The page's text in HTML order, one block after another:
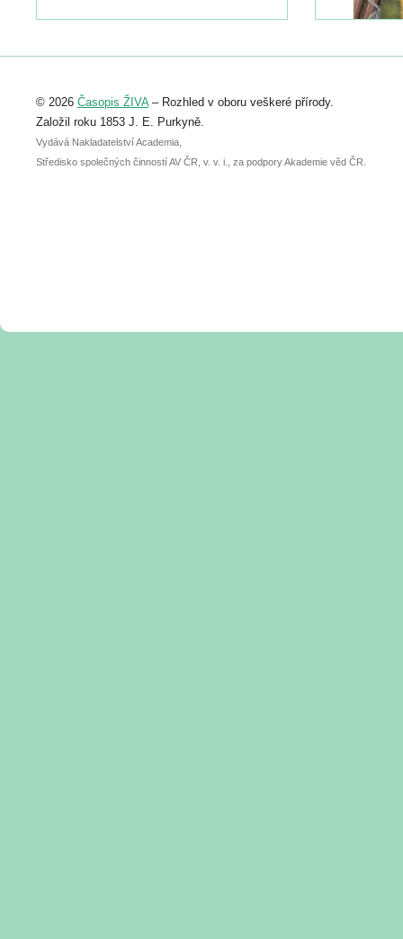
Registrovat se můžete do 6. září.
abstraktu přihlášené přednášky nebo
posteru je už 30. června.
© 2026 Časopis ŽIVA– Rozhled v oboru veškeré přírody.
Založil roku 1853 J. E. Purkyně.
Vydává Nakladatelství Academia,
Středisko společných činností AV ČR, v. v. i., za podpory Akademie věd ČR.